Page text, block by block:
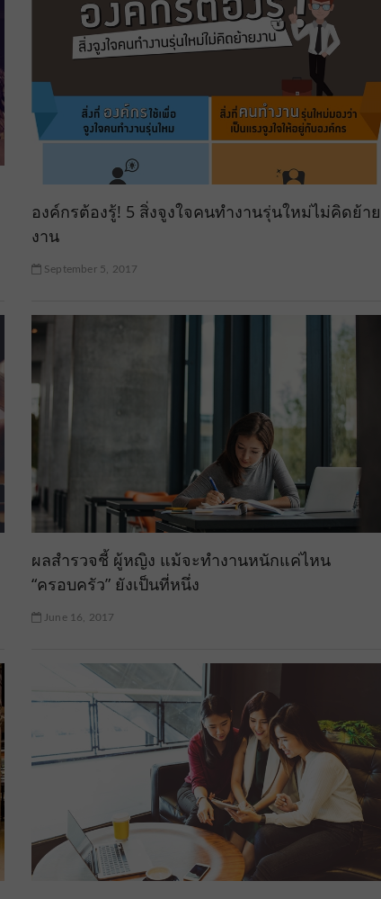
องค์กรต้องรู้! 5 สิ่งจูงใจคนทำงานรุ่นใหม่ไม่คิดย้าย
งาน
September 5, 2017
ผลสำรวจชี้ ผู้หญิง แม้จะทำงานหนักแค่ไหน
“ครอบครัว” ยังเป็นที่หนึ่ง
June 16, 2017